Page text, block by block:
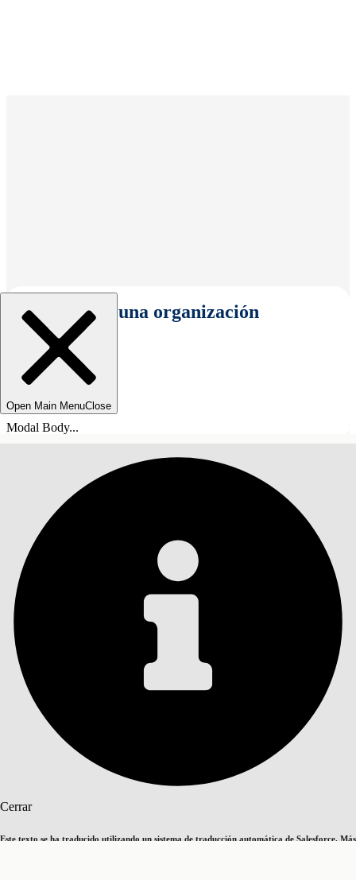
Seleccionar una organización
Open Main MenuClose
Modal Body...
Cerrar
Este texto se ha traducido utilizando un sistema de traducción automática de Salesforce. Más
Índice de materias
ÍNDICE DE MATERIAS
Buscar